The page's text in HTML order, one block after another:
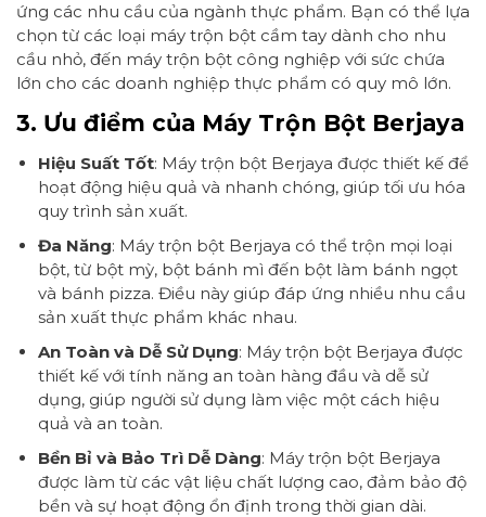
ứng các nhu cầu của ngành thực phẩm. Bạn có thể lựa
chọn từ các loại máy trộn bột cầm tay dành cho nhu
cầu nhỏ, đến máy trộn bột công nghiệp với sức chứa
lớn cho các doanh nghiệp thực phẩm có quy mô lớn.
3. Ưu điểm của Máy Trộn Bột Berjaya
Hiệu Suất Tốt: Máy trộn bột Berjaya được thiết kế để
hoạt động hiệu quả và nhanh chóng, giúp tối ưu hóa
quy trình sản xuất.
Đa Năng: Máy trộn bột Berjaya có thể trộn mọi loại
bột, từ bột mỳ, bột bánh mì đến bột làm bánh ngọt
và bánh pizza. Điều này giúp đáp ứng nhiều nhu cầu
sản xuất thực phẩm khác nhau.
An Toàn và Dễ Sử Dụng: Máy trộn bột Berjaya được
thiết kế với tính năng an toàn hàng đầu và dễ sử
dụng, giúp người sử dụng làm việc một cách hiệu
quả và an toàn.
Bền Bỉ và Bảo Trì Dễ Dàng: Máy trộn bột Berjaya
được làm từ các vật liệu chất lượng cao, đảm bảo độ
bền và sự hoạt động ổn định trong thời gian dài.